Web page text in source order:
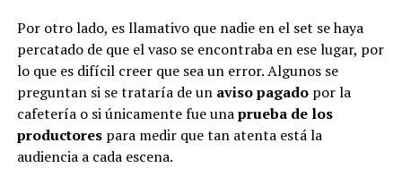
Por otro lado, es llamativo que nadie en el set se haya
percatado de que el vaso se encontraba en ese lugar, por
lo que es difícil creer que sea un error. Algunos se
preguntan si se trataría de un aviso pagadopor la
cafetería o si únicamente fue unaprueba de los
productorespara medir que tan atenta está la
audiencia a cada escena.